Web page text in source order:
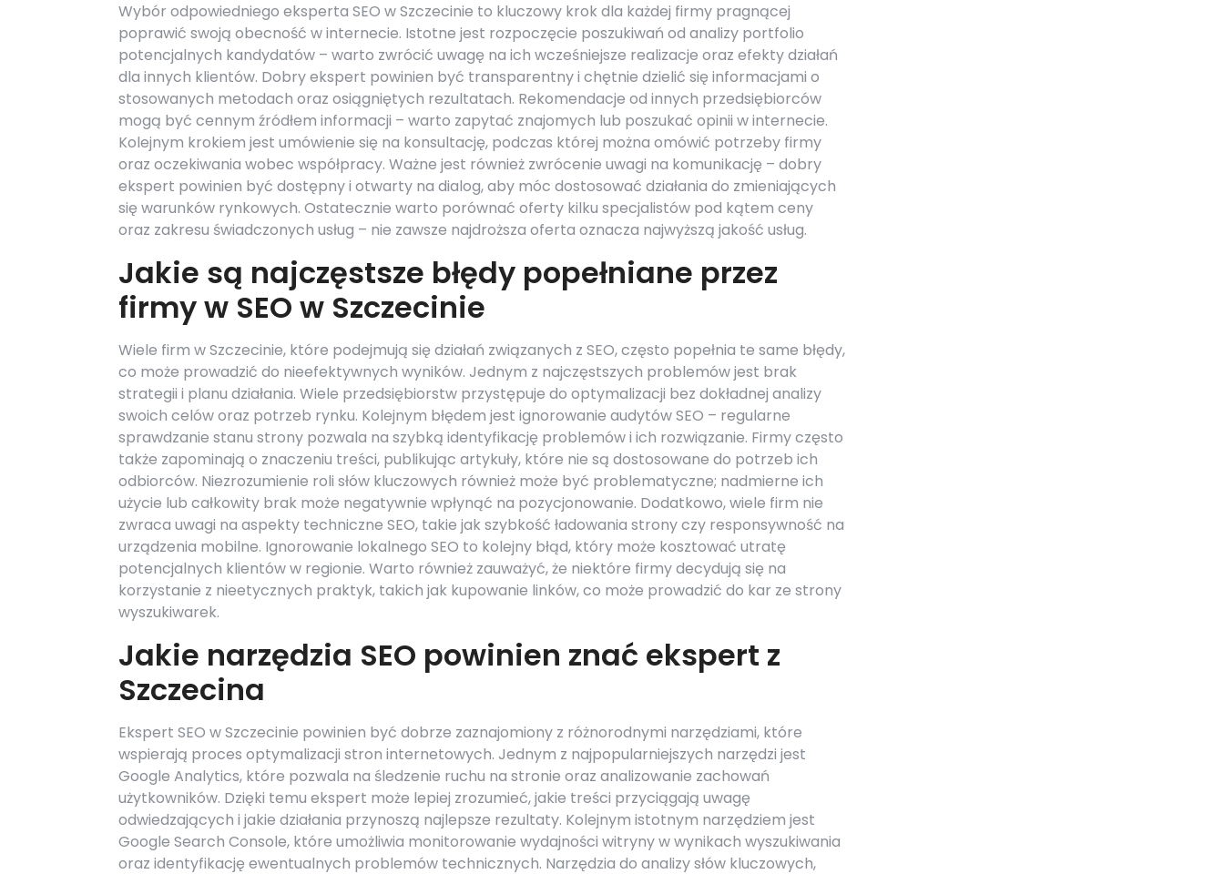
Wybór odpowiedniego eksperta SEO w Szczecinie to kluczowy krok dla każdej firmy pragnącej
poprawić swoją obecność w internecie. Istotne jest rozpoczęcie poszukiwań od analizy portfolio
potencjalnych kandydatów – warto zwrócić uwagę na ich wcześniejsze realizacje oraz efekty działań
dla innych klientów. Dobry ekspert powinien być transparentny i chętnie dzielić się informacjami o
stosowanych metodach oraz osiągniętych rezultatach. Rekomendacje od innych przedsiębiorców
mogą być cennym źródłem informacji – warto zapytać znajomych lub poszukać opinii w internecie.
Kolejnym krokiem jest umówienie się na konsultację, podczas której można omówić potrzeby firmy
oraz oczekiwania wobec współpracy. Ważne jest również zwrócenie uwagi na komunikację – dobry
ekspert powinien być dostępny i otwarty na dialog, aby móc dostosować działania do zmieniających
się warunków rynkowych. Ostatecznie warto porównać oferty kilku specjalistów pod kątem ceny
oraz zakresu świadczonych usług – nie zawsze najdroższa oferta oznacza najwyższą jakość usług.
Jakie są najczęstsze błędy popełniane przez
firmy w SEO w Szczecinie
Wiele firm w Szczecinie, które podejmują się działań związanych z SEO, często popełnia te same błędy,
co może prowadzić do nieefektywnych wyników. Jednym z najczęstszych problemów jest brak
strategii i planu działania. Wiele przedsiębiorstw przystępuje do optymalizacji bez dokładnej analizy
swoich celów oraz potrzeb rynku. Kolejnym błędem jest ignorowanie audytów SEO – regularne
sprawdzanie stanu strony pozwala na szybką identyfikację problemów i ich rozwiązanie. Firmy często
także zapominają o znaczeniu treści, publikując artykuły, które nie są dostosowane do potrzeb ich
odbiorców. Niezrozumienie roli słów kluczowych również może być problematyczne; nadmierne ich
użycie lub całkowity brak może negatywnie wpłynąć na pozycjonowanie. Dodatkowo, wiele firm nie
zwraca uwagi na aspekty techniczne SEO, takie jak szybkość ładowania strony czy responsywność na
urządzenia mobilne. Ignorowanie lokalnego SEO to kolejny błąd, który może kosztować utratę
potencjalnych klientów w regionie. Warto również zauważyć, że niektóre firmy decydują się na
korzystanie z nieetycznych praktyk, takich jak kupowanie linków, co może prowadzić do kar ze strony
wyszukiwarek.
Jakie narzędzia SEO powinien znać ekspert z
Szczecina
Ekspert SEO w Szczecinie powinien być dobrze zaznajomiony z różnorodnymi narzędziami, które
wspierają proces optymalizacji stron internetowych. Jednym z najpopularniejszych narzędzi jest
Google Analytics, które pozwala na śledzenie ruchu na stronie oraz analizowanie zachowań
użytkowników. Dzięki temu ekspert może lepiej zrozumieć, jakie treści przyciągają uwagę
odwiedzających i jakie działania przynoszą najlepsze rezultaty. Kolejnym istotnym narzędziem jest
Google Search Console, które umożliwia monitorowanie wydajności witryny w wynikach wyszukiwania
oraz identyfikację ewentualnych problemów technicznych. Narzędzia do analizy słów kluczowych,